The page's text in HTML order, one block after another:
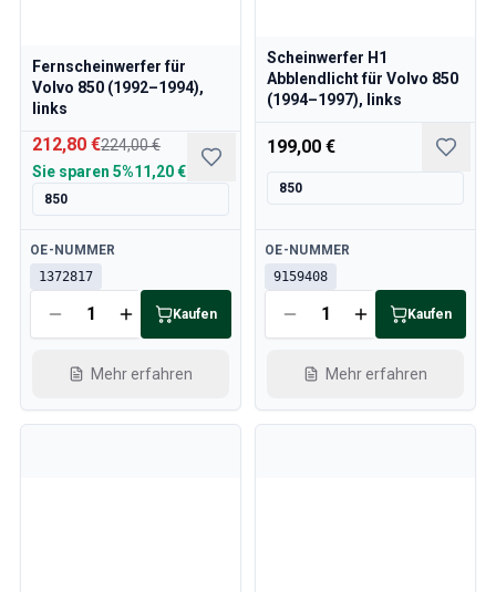
Volvo 240/260 Getriebe/Hinterradaufhängung
Volvo 240/260 Sonstiges
Volvo 740/760/780 Bremsanlage
Volvo 700 Kraftstoff-/Auspuffanlage
Volvo 740/760/780 Getriebe/Hinterradaufhängung
Volvo 740/760/780 Sonstiges
Volvo 740/760/780 Elektrische Ausrüstung
Volvo 740/760/780 Motor Drosselklappengestänge
Volvo 700 Heizungsanlage/Frischlufteinheit
Volvo 700 Räder/Nabenabdeckungen
Volvo 740/760/780 KarosserieErsatzteile
Fernscheinwerfer für
Volvo 850 (1992–1994),
links
212,80 €224,00 €
Sie sparen 5%11,20 €
850
Verfügbar
OE-NUMMER
1372817
Kaufen
Mehr erfahren
Scheinwerfer H1
Abblendlicht für Volvo 850
(1994–1997), links
199,00 €
850
Verfügbar
OE-NUMMER
9159408
Kaufen
Mehr erfahren